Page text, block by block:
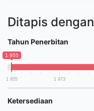
Ditapis dengan
Tahun Penerbitan
1 955
1 955 1 973
Ketersediaan